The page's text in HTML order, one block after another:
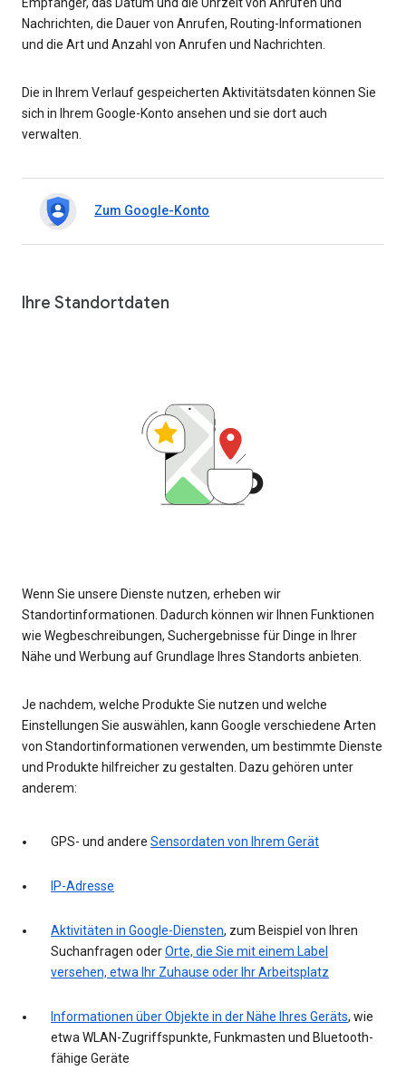
Empfänger, das Datum und die Uhrzeit von Anrufen und
Nachrichten, die Dauer von Anrufen, Routing-Informationen
und die Art und Anzahl von Anrufen und Nachrichten.
Die in Ihrem Verlauf gespeicherten Aktivitätsdaten können Sie
sich in Ihrem Google-Konto ansehen und sie dort auch
verwalten.
Zum Google-Konto
Ihre Standortdaten
Wenn Sie unsere Dienste nutzen, erheben wir
Standortinformationen. Dadurch können wir Ihnen Funktionen
wie Wegbeschreibungen, Suchergebnisse für Dinge in Ihrer
Nähe und Werbung auf Grundlage Ihres Standorts anbieten.
Je nachdem, welche Produkte Sie nutzen und welche
Einstellungen Sie auswählen, kann Google verschiedene Arten
von Standortinformationen verwenden, um bestimmte Dienste
und Produkte hilfreicher zu gestalten. Dazu gehören unter
anderem:
GPS- und andere Sensordaten von Ihrem Gerät
IP-Adresse
Aktivitäten in Google-Diensten, zum Beispiel von Ihren
Suchanfragen oderOrte, die Sie mit einem Label
versehen, etwa Ihr Zuhause oder Ihr Arbeitsplatz
Informationen über Objekte in der Nähe Ihres Geräts, wie
etwa WLAN-Zugriffspunkte, Funkmasten und Bluetooth-
fähige Geräte